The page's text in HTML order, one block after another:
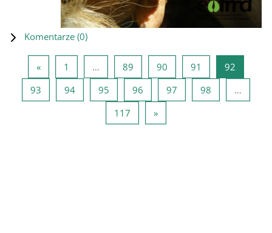
Komentarze (0)
«Poprzednia strona
1 … 89 Strona 89
90 Strona 90
91 Strona 91
92
93 Strona 93
94Strona 94
95 Strona 95
96 Strona 96
97 Strona 97
98
…
117 Strona 117
»Następna strona